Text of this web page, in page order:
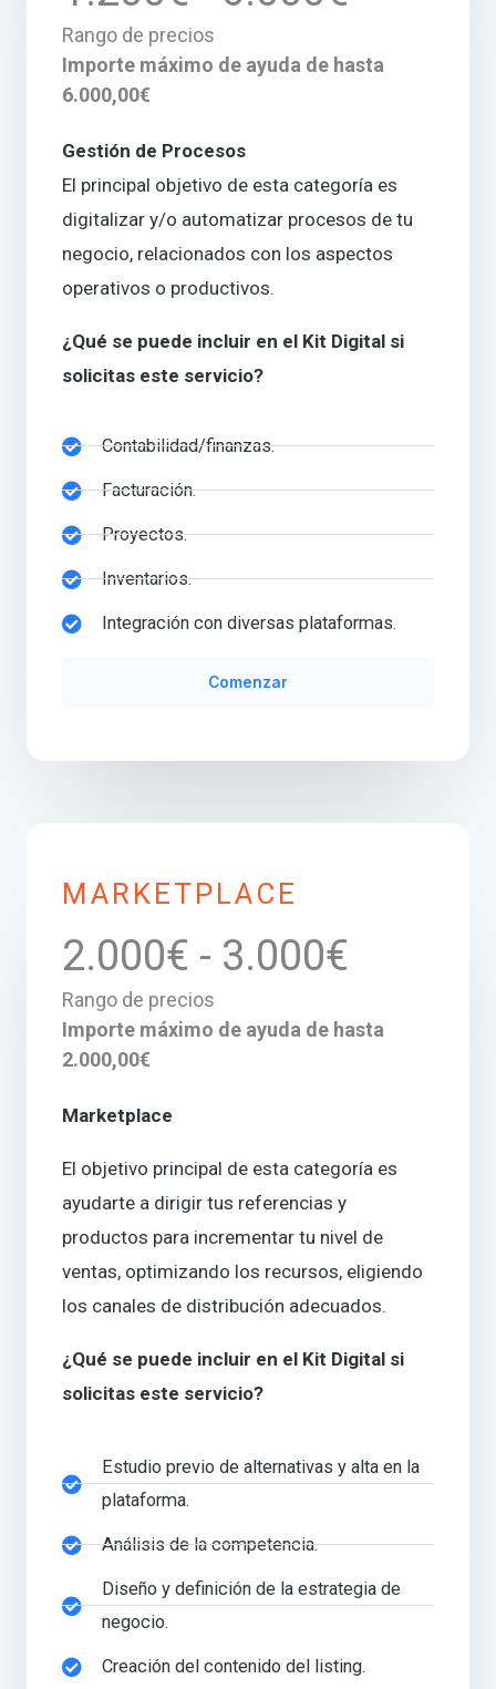
Rango de precios
Importe máximo de ayuda de hasta
6.000,00€
Gestión de Procesos
El principal objetivo de esta categoría es
digitalizar y/o automatizar procesos de tu
negocio, relacionados con los aspectos
operativos o productivos.
¿Qué se puede incluir en el Kit Digital si
solicitas este servicio?
Contabilidad/finanzas.
Facturación.
Proyectos.
Inventarios.
Integración con diversas plataformas.
Comenzar
MARKETPLACE
2.000€ - 3.000€
Rango de precios
Importe máximo de ayuda de hasta
2.000,00€
Marketplace
El objetivo principal de esta categoría es
ayudarte a dirigir tus referencias y
productos para incrementar tu nivel de
ventas, optimizando los recursos, eligiendo
los canales de distribución adecuados.
¿Qué se puede incluir en el Kit Digital si
solicitas este servicio?
Estudio previo de alternativas y alta en la
plataforma.
Análisis de la competencia.
Diseño y definición de la estrategia de
negocio.
Creación del contenido del listing.